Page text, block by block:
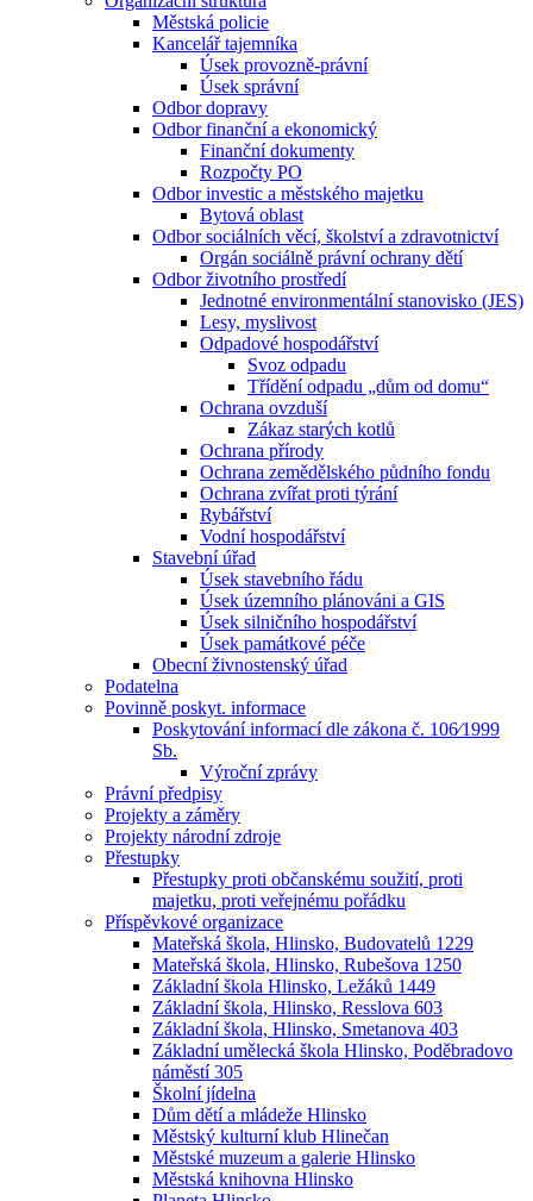
Městská policie
Kancelář tajemníka
Úsek provozně-právní
Úsek správní
Odbor dopravy
Odbor finanční a ekonomický
Finanční dokumenty
Rozpočty PO
Odbor investic a městského majetku
Bytová oblast
Odbor sociálních věcí, školství a zdravotnictví
Orgán sociálně právní ochrany dětí
Odbor životního prostředí
Jednotné environmentální stanovisko (JES)
Lesy, myslivost
Odpadové hospodářství
Svoz odpadu
Třídění odpadu „dům od domu“
Ochrana ovzduší
Zákaz starých kotlů
Ochrana přírody
Ochrana zemědělského půdního fondu
Ochrana zvířat proti týrání
Rybářství
Vodní hospodářství
Stavební úřad
Úsek stavebního řádu
Úsek územního plánováni a GIS
Úsek silničního hospodářství
Úsek památkové péče
Obecní živnostenský úřad
Podatelna
Povinně poskyt. informace
Poskytování informací dle zákona č. 106⁄1999
Sb.
Výroční zprávy
Právní předpisy
Projekty a záměry
Projekty národní zdroje
Přestupky
Přestupky proti občanskému soužití, proti
majetku, proti veřejnému pořádku
Příspěvkové organizace
Mateřská škola, Hlinsko, Budovatelů 1229
Mateřská škola, Hlinsko, Rubešova 1250
Základní škola Hlinsko, Ležáků 1449
Základní škola, Hlinsko, Resslova 603
Základní škola, Hlinsko, Smetanova 403
Základní umělecká škola Hlinsko, Poděbradovo
náměstí 305
Školní jídelna
Dům dětí a mládeže Hlinsko
Městský kulturní klub Hlinečan
Městské muzeum a galerie Hlinsko
Městská knihovna Hlinsko